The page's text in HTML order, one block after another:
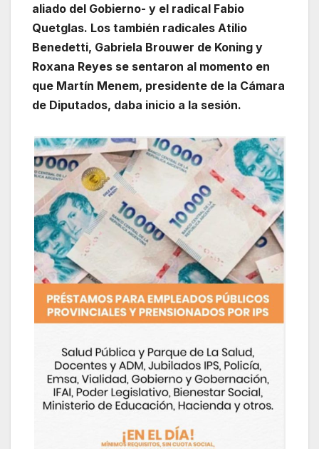
aliado del Gobierno- y el radical Fabio
Quetglas. Los también radicales Atilio
Benedetti, Gabriela Brouwer de Koning y
Roxana Reyes se sentaron al momento en
que Martín Menem, presidente de la Cámara
de Diputados, daba inicio a la sesión.